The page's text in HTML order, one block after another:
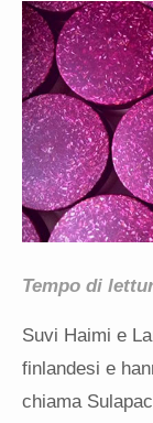
Tempo di
Suvi Haimi e
finlandesi e
chiama